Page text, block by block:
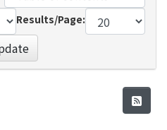
Results/Page: